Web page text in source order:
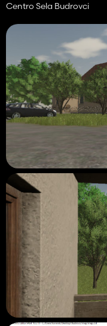
Centro Sela Budrovci